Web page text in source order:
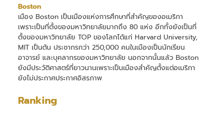
Boston
เมือง Boston เป็นเมืองแห่งการศึกษาที่สำคัญของอเมริกา
เพราะเป็นที่ตั้งของมหาวิทยาลัยมากถึง 80 แห่ง อีกทั้งยังเป็นที่
ตั้งของมหาวิทยาลัย TOP ของโลกได้แก่ Harvard University,
MIT เป็นต้น ประชากรกว่า 250,000 คนในเมืองเป็นนักเรียน
อาจารย์ และบุคลากรของมหาวิทยาลัย นอกจากนั้นแล้ว Boston
ยังมีประวัติศาสตร์ที่ยาวนานเพราะเป็นเมืองสำคัญตั้งแต่อเมริกา
ยังไม่ประกาศประกาศอิสรภาพ
Ranking